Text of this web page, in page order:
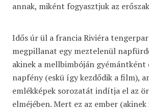
annak, miként fogyasztjuk az
Idős úr ül a francia Riviéra
megpillanat egy meztelenül
akinek a mellbimbóján gyémántként
napfény (eskü így kezdődik a film),
emlékképek sorozatát indítja el az
elméjében. Mert ez az ember